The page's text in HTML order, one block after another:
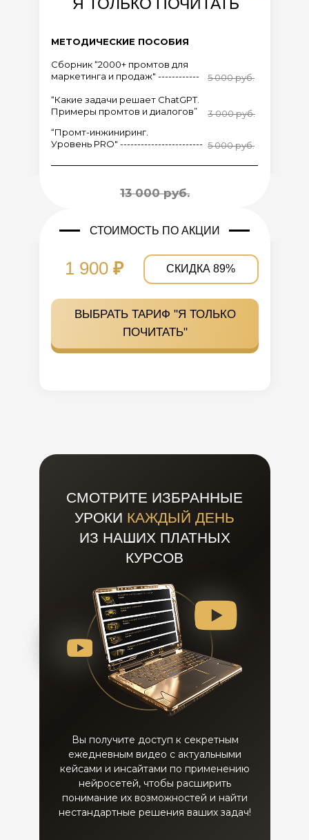
13 000 руб.
1 900 ₽
ВЫБРАТЬ ТАРИФ "Я ТОЛЬКО
ПОЧИТАТЬ"
СКИДКА 89%
СТОИМОСТЬ ПО АКЦИИ
МЕТОДИЧЕСКИЕ ПОСОБИЯ
Сборник “2000+ промтов для
маркетинга и продаж" ------------
“Какие задачи решает ChatGPT.
Примеры промтов и диалогов”
“Промт-инжиниринг.
Уровень PRO" ------------------------
5 000 руб.
3 000 руб.
5 000 руб.
СМОТРИТЕ ИЗБРАННЫЕ
УРОКИ КАЖДЫЙ ДЕНЬ
ИЗ НАШИХ ПЛАТНЫХ
КУРСОВ
Вы получите доступ к секретным
ежедневным видео с актуальными
кейсами и инсайтами по применению
нейросетей, чтобы расширить
понимание их возможностей и найти
нестандартные решения ваших задач!
Что такое GPTs? Как создавать